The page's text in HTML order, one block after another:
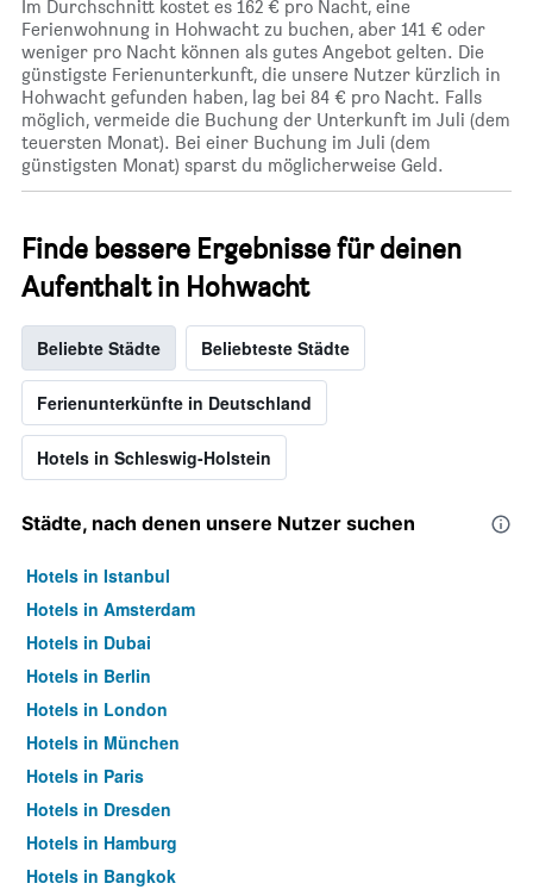
die
Wochentage
anzeigt.
Das
Diagramm
hat
1
Y-
Achse,
den
durchschnittlichen
Zimmerpreis
Im Durchschnitt kostet es 162 € pro Nacht, eine
Ferienwohnung in Hohwacht zu buchen, aber 141 € oder
weniger pro Nacht können als gutes Angebot gelten. Die
günstigste Ferienunterkunft, die unsere Nutzer kürzlich in
Hohwacht gefunden haben, lag bei 84 € pro Nacht. Falls
möglich, vermeide die Buchung der Unterkunft im Juli (dem
teuersten Monat). Bei einer Buchung im Juli (dem
günstigsten Monat) sparst du möglicherweise Geld.
Finde bessere Ergebnisse für deinen
Aufenthalt in Hohwacht
Beliebte Städte Beliebteste Städte
Ferienunterkünfte in Deutschland
Hotels in Schleswig-Holstein
Städte, nach denen unsere Nutzer suchen
Hotels in Istanbul
Hotels in Amsterdam
Hotels in Dubai
Hotels in Berlin
Hotels in London
Hotels in München
Hotels in Paris
Hotels in Dresden
Hotels in Hamburg
Hotels in Bangkok